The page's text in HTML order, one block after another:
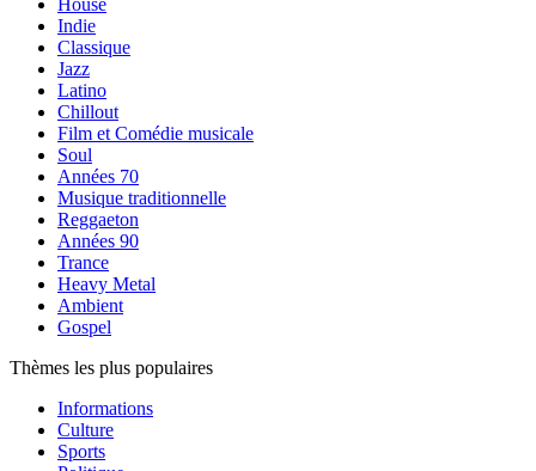
House
Indie
Classique
Jazz
Latino
Chillout
Film et Comédie musicale
Soul
Années 70
Musique traditionnelle
Reggaeton
Années 90
Trance
Heavy Metal
Ambient
Gospel
Thèmes les plus populaires
Informations
Culture
Sports